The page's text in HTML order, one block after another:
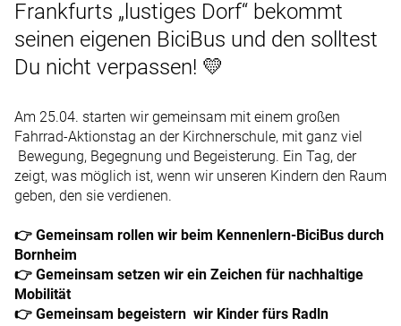
Frankfurts „lustiges Dorf“ bekommt
seinen eigenen BiciBus und den solltest
Du nicht verpassen! 💛
Am 25.04. starten wir gemeinsam mit einem großen
Fahrrad-Aktionstag an der Kirchnerschule, mit ganz viel
Bewegung, Begegnung und Begeisterung. Ein Tag, der
zeigt, was möglich ist, wenn wir unseren Kindern den Raum
geben, den sie verdienen.
👉 Gemeinsam rollen wir beim Kennenlern-BiciBus durch
Bornheim
👉 Gemeinsam setzen wir ein Zeichen für nachhaltige
Mobilität
👉 Gemeinsam begeistern wir Kinder fürs Radln